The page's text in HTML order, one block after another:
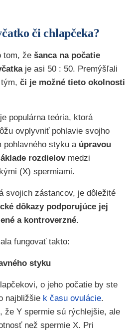
či chlapčeka?
tom, že šanca na počatie
je asi 50 : 50. Premýšľali
či je možné tieto okolnosti
populárna teória, ktorá
ovplyvniť pohlavie svojho
pohlavného styku a úpravou
rozdielovmedzi
(X) spermiami.
svojich zástancov, je dôležité
dôkazy podporujúce jej
a kontroverzné.
fungovať takto:
styku
o jeho počatie by ste
najbližšie k času ovulácie.
že Y spermie sú rýchlejšie, ale
než spermie X. Pri